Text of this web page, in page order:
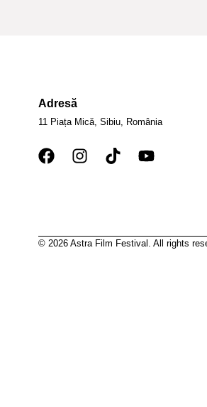
Adresă
11 Piața Mică, Sibiu, România
© 2026 Astra Film Festival. All rights